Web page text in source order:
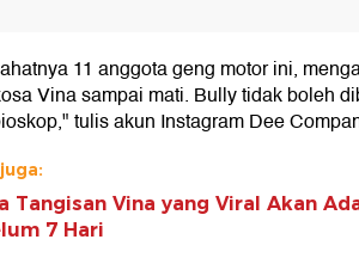
11 anggota geng motor ini,
Vina sampai mati. Bully tidak boleh
tulis akun Instagram Dee
Tangisan Vina yang Viral Akan
7 Hari